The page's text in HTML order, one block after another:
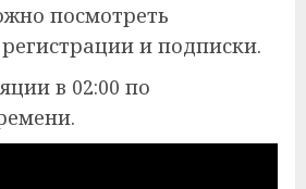
посмотреть
и подписки.
в 02:00 по